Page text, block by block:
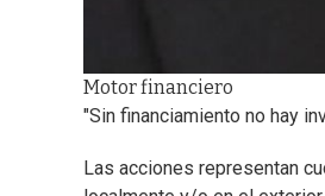
Motor financiero
"Sin financiamiento no hay
Las acciones representan